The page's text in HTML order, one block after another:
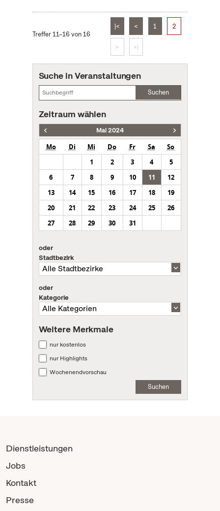
Treffer 11–16 von 16
|< < 1 2
> >|
Suche in Veranstaltungen
Suchen
Zeitraum wählen
Mai 2024
Mo Di Mi Do Fr Sa
So
1
2 3 4
5
6
7 8 9 10 11
12
13
14 15 16 17 18
19
20
21 22 23 24 25
26
27
28 29 30 31
oder
Stadtbezirk
oder
Kategorie
Weitere Merkmale
nur kostenlos
nur Highlights
Wochenendvorschau
Suchen
Dienstleistungen
Jobs
Kontakt
Presse